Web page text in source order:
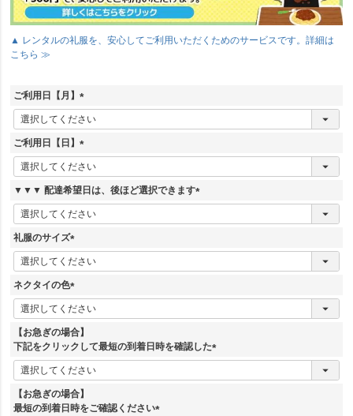
▲ レンタルの礼服を、安心してご利用いただくためのサービスです。詳細は
こちら ≫
ご利用日【月】
(
必
須
)
ご利用日【日】
(
必
須
)
▼▼▼ 配達希望日は、後ほど選択できます
(
必
)
礼服のサイズ
(
必
須
)
ネクタイの色
(
必
須
)
【お急ぎの場合】
下記をクリックして最短の到着日時を確認した
(
必
【お急ぎの場合】
最短の到着日時をご確認ください